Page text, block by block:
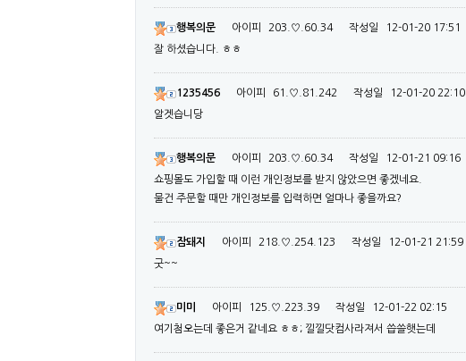
행복의문 아이피 203.♡.60.34 작성일
12-01-20 17:51
잘 하셨습니다. ㅎㅎ
1235456 아이피 61.♡.81.242 작성일
12-01-20 22:10
알겟습니당
행복의문 아이피 203.♡.60.34 작성일
12-01-21 09:16
쇼핑몰도 가입할 때 이런 개인정보를 받지 않았으면 좋겠네요.
물건 주문할 때만 개인정보를 입력하면 얼마나 좋을까요?
잠돼지 아이피 218.♡.254.123 작성일
12-01-21 21:59
굿~~
미미 아이피 125.♡.223.39 작성일
12-01-22 02:15
여기첨오는데 좋은거 같네요 ㅎㅎ; 낄낄닷컴사라져서 씁쓸햇는데